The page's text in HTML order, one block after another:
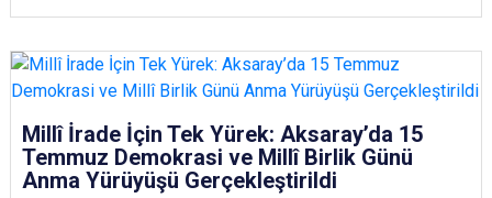
Millî İrade İçin Tek Yürek: Aksaray’da 15
Temmuz Demokrasi ve Millî Birlik Günü
Anma Yürüyüşü Gerçekleştirildi